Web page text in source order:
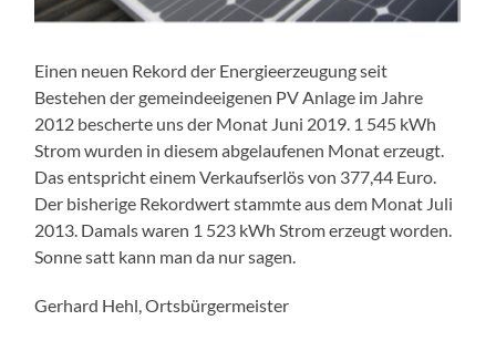
Einen neuen Rekord der Energieerzeugung seit
Bestehen der gemeindeeigenen PV Anlage im Jahre
2012 bescherte uns der Monat Juni 2019. 1 545 kWh
Strom wurden in diesem abgelaufenen Monat erzeugt.
Das entspricht einem Verkaufserlös von 377,44 Euro.
Der bisherige Rekordwert stammte aus dem Monat Juli
2013. Damals waren 1 523 kWh Strom erzeugt worden.
Sonne satt kann man da nur sagen.
Gerhard Hehl, Ortsbürgermeister